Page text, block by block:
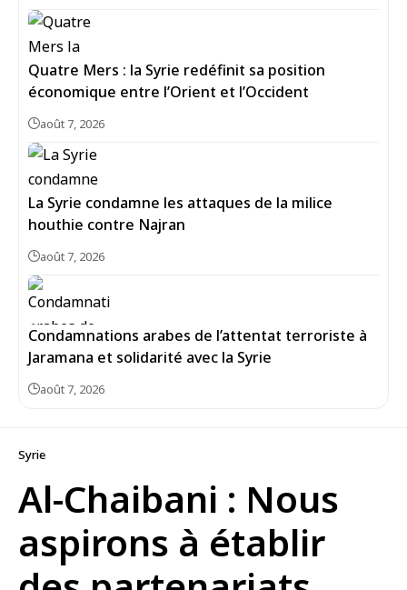
Quatre Mers : la Syrie redéfinit sa position
économique entre l’Orient et l’Occident
août 7, 2026
La Syrie condamne les attaques de la milice
houthie contre Najran
août 7, 2026
Condamnations arabes de l’attentat terroriste à
Jaramana et solidarité avec la Syrie
août 7, 2026
Syrie
Al-Chaibani : Nous
aspirons à établir